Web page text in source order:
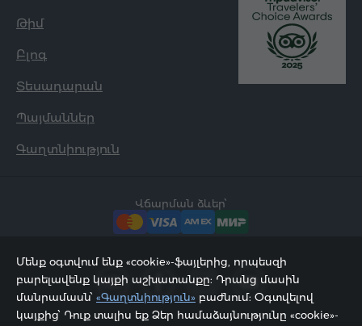
Թիմ
Բլոգ
Տեսադարան
Պայմաններ
Գաղտնիություն
Վճարման ձևեր՝
Մենք օգտվում ենք «cookie»-ֆայլերից, որպեսզի
բարելավենք կայքի աշխատանքը: Դրանց մասին
մանրամասն՝ «Գաղտնիություն» բաժնում: Օգտվելով
կայքից՝ Դուք տալիս եք Ձեր համաձայնությունը «cookie»-